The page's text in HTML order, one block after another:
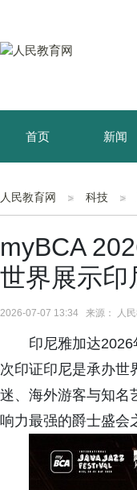
首页 新闻
育儿 资讯
人民教育网 科技
myBCA
世界展示印
2026-07-07 13:34 来源： 人民
印尼雅加达
次印证印尼是承办世
迷、海外游客与知名
响力最强的爵士盛会